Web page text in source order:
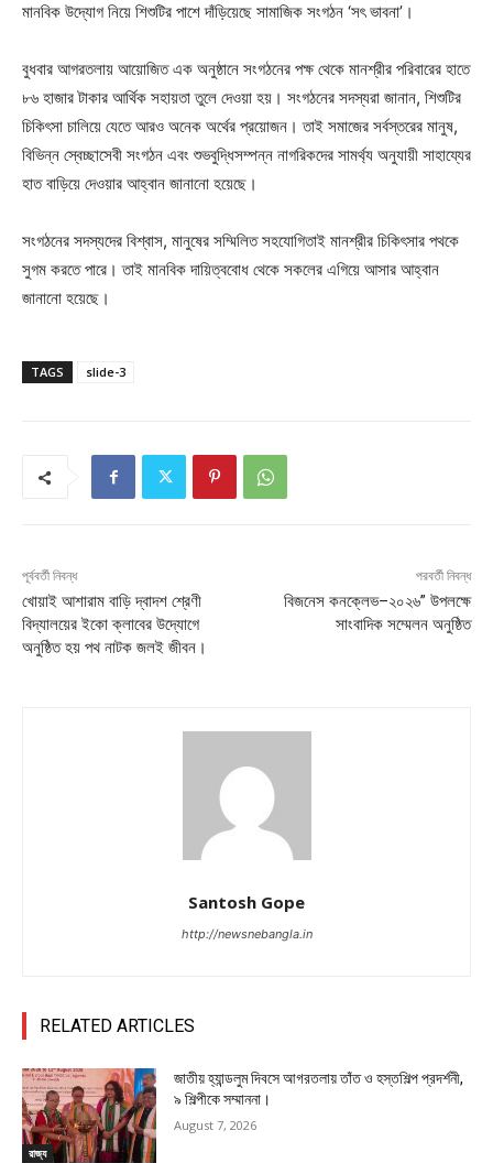
মানবিক উদ্যোগ নিয়ে শিশুটির পাশে দাঁড়িয়েছে সামাজিক সংগঠন ‘সৎ ভাবনা’।
বুধবার আগরতলায় আয়োজিত এক অনুষ্ঠানে সংগঠনের পক্ষ থেকে মানশ্রীর পরিবারের হাতে
৮৬ হাজার টাকার আর্থিক সহায়তা তুলে দেওয়া হয়। সংগঠনের সদস্যরা জানান, শিশুটির
চিকিৎসা চালিয়ে যেতে আরও অনেক অর্থের প্রয়োজন। তাই সমাজের সর্বস্তরের মানুষ,
বিভিন্ন স্বেচ্ছাসেবী সংগঠন এবং শুভবুদ্ধিসম্পন্ন নাগরিকদের সামর্থ্য অনুযায়ী সাহায্যের
হাত বাড়িয়ে দেওয়ার আহ্বান জানানো হয়েছে।
সংগঠনের সদস্যদের বিশ্বাস, মানুষের সম্মিলিত সহযোগিতাই মানশ্রীর চিকিৎসার পথকে
সুগম করতে পারে। তাই মানবিক দায়িত্ববোধ থেকে সকলের এগিয়ে আসার আহ্বান
জানানো হয়েছে।
TAGS slide-3
পূর্ববর্তী নিবন্ধ
খোয়াই আশারাম বাড়ি দ্বাদশ শ্রেণী
বিদ্যালয়ের ইকো ক্লাবের উদ্যোগে
অনুষ্ঠিত হয় পথ নাটক জলই জীবন।
পরবর্তী নিবন্ধ
বিজনেস কনক্লেভ–২০২৬” উপলক্ষে
সাংবাদিক সম্মেলন অনুষ্ঠিত
Santosh Gope
http://newsnebangla.in
RELATED ARTICLES
রাজ্য
জাতীয় হ্যান্ডলুম দিবসে আগরতলায় তাঁত ও হস্তশিল্প প্রদর্শনী,
৯ শিল্পীকে সম্মাননা।
August 7, 2026